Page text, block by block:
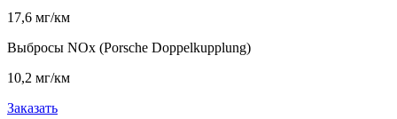
17,6 мг/км
Выбросы NOx (Porsche Doppelkupplung)
10,2 мг/км
Заказать